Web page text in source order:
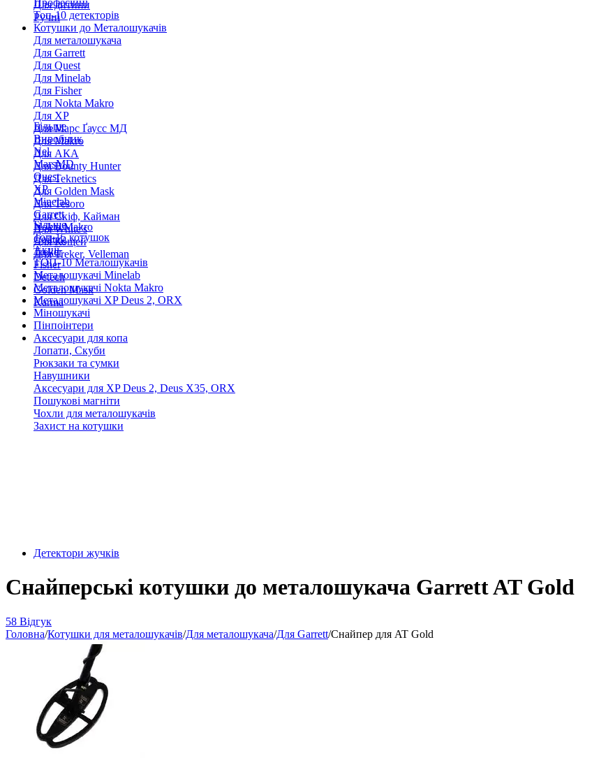
Для дитини
Ручні
Професійні
Топ-10 детекторів
Котушки до Металошукачів
Для металошукача
Для Garrett
Для Quest
Для Minelab
Для Fisher
Для Nokta Makro
Для XP
Для Марс Ґаусс МД
Для Makro
Для АКА
Для Bounty Hunter
Для Teknetics
Для Golden Mask
Для Tesoro
Для Скіф, Кайман
Для White's
Для Кощей
Для Treker, Velleman
Більше
Виробник
Nel
MarsMD
Quest
XP
Minelab
Garrett
Nokta Makro
Coiltek
Treker
Fisher
Detech
Golden Mask
Karma
Більше
Топ-15 котушок
Акції
ТОП-10 Металошукачів
Металошукачі Minelab
Металошукачі Nokta Makro
Металошукачі XP Deus 2, ORX
Міношукачі
Пінпоінтери
Аксесуари для копа
Лопати, Скуби
Рюкзаки та сумки
Навушники
Аксесуари для XP Deus 2, Deus X35, ORX
Пошукові магніти
Чохли для металошукачів
Захист на котушки
Детектори жучків
Снайперські котушки до металошукача Garrett AT Gold
58 Відгук
Головна/Котушки для металошукачів/Для металошукача/Для Garrett/Снайпер для AT Gold